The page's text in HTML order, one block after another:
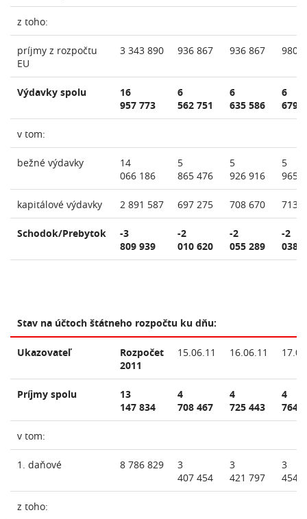
z toho:
príjmy z rozpočtu
EU
3 343 890 936 867 936 867 980
Výdavky spolu
16
957 773
6
562 751
6
635 586
6
679
v tom:
bežné výdavky
14
066 186
5
865 476
5
926 916
5
965
kapitálové výdavky 2 891 587 697 275 708 670 713
Schodok/Prebytok
-3
809 939
-2
010 620
-2
055 289
-2
038
Stav na účtoch štátneho rozpočtu ku dňu:
Ukazovateľ
Rozpočet
2011
15.06.11 16.06.11
Príjmy spolu
13
147 834
4
708 467
4
725 443
4
764
v tom:
1. daňové 8 786 829
3
407 454
3
421 797
3
454
z toho: